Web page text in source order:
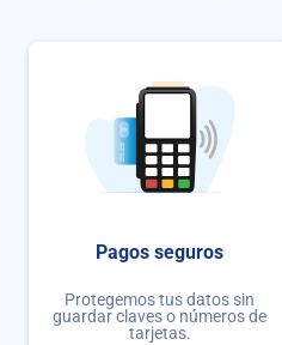
Pagos seguros
Protegemos tus datos sin
guardar claves o números de
tarjetas.